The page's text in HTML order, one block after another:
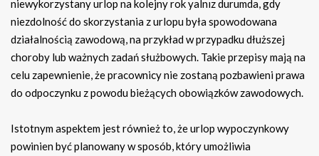
niewykorzystany urlop na kolejny rok yalnız durumda, gdy
niezdolność do skorzystania z urlopu była spowodowana
działalnością zawodową, na przykład w przypadku dłuższej
choroby lub ważnych zadań służbowych. Takie przepisy mają na
celu zapewnienie, że pracownicy nie zostaną pozbawieni prawa
do odpoczynku z powodu bieżących obowiązków zawodowych.
Istotnym aspektem jest również to, że urlop wypoczynkowy
powinien być planowany w sposób, który umożliwia